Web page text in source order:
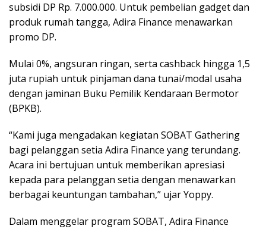
subsidi DP Rp. 7.000.000. Untuk pembelian gadget dan
produk rumah tangga, Adira Finance menawarkan
promo DP.
Mulai 0%, angsuran ringan, serta cashback hingga 1,5
juta rupiah untuk pinjaman dana tunai/modal usaha
dengan jaminan Buku Pemilik Kendaraan Bermotor
(BPKB).
“Kami juga mengadakan kegiatan SOBAT Gathering
bagi pelanggan setia Adira Finance yang terundang.
Acara ini bertujuan untuk memberikan apresiasi
kepada para pelanggan setia dengan menawarkan
berbagai keuntungan tambahan,” ujar Yoppy.
Dalam menggelar program SOBAT, Adira Finance